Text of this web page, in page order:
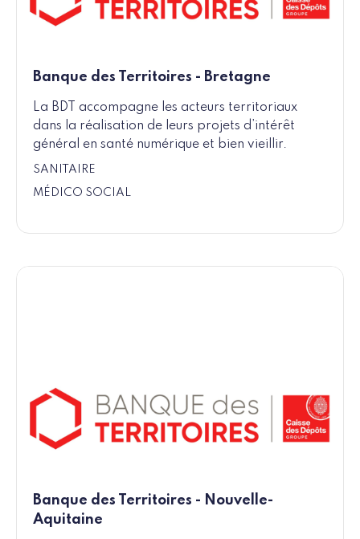
Banque des Territoires - Bretagne
La BDT accompagne les acteurs territoriaux
dans la réalisation de leurs projets d’intérêt
général en santé numérique et bien vieillir.
SANITAIRE
MÉDICO SOCIAL
Banque des Territoires - Nouvelle-
Aquitaine